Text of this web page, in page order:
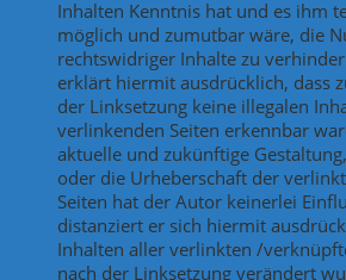
Inhalten Kenntnis hat und es ihm
möglich und zumutbar wäre, die
rechtswidriger Inhalte zu
erklärt hiermit ausdrücklich, dass
der Linksetzung keine illegalen
verlinkenden Seiten erkennbar
aktuelle und zukünftige
oder die Urheberschaft der
Seiten hat der Autor keinerlei
distanziert er sich hiermit
Inhalten aller verlinkten /
nach der Linksetzung verändert